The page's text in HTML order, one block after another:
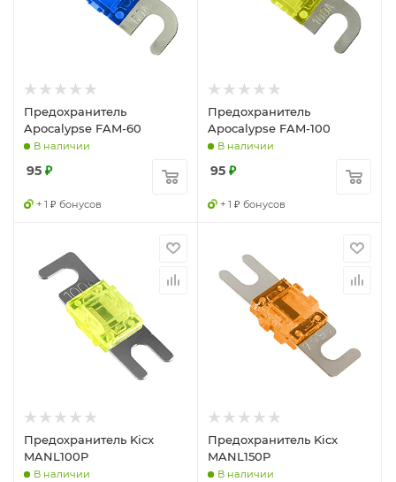
Предохранитель
Apocalypse FAM-60
В наличии
95 ₽
+ 1 ₽ бонусов
Предохранитель
Apocalypse FAM-100
В наличии
95 ₽
+ 1 ₽ бонусов
Предохранитель Kicx
MANL100P
В наличии
Предохранитель Kicx
MANL150P
В наличии